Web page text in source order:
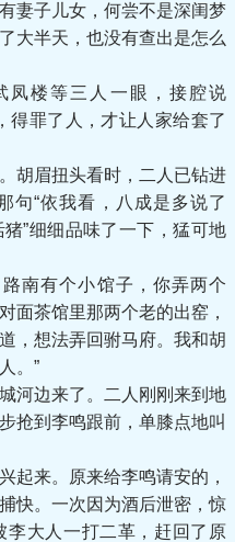
妻子儿女，何尝不是深闺梦
大半天，也没有查出是怎么
楼等三人一眼，接腔说
得罪了人，才让人家给套了
眉扭头看时，二人已钻进
句“依我看，八成是多说了
”细细品味了一下，猛可地
南有个小馆子，你弄两个
面茶馆里那两个老的出窑，
，想法弄回驸马府。我和胡
。”
边来了。二人刚刚来到地
抢到李鸣跟前，单膝点地叫
来。原来给李鸣请安的，
快。一次因为酒后泄密，惊
李大人一打二革，赶回了原